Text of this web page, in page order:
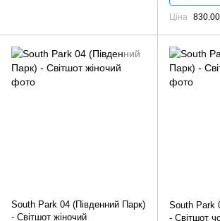
Ціна 830.00
South Park 04 (Південний Парк)
- Світшот жіночий
South Park
- Світшот